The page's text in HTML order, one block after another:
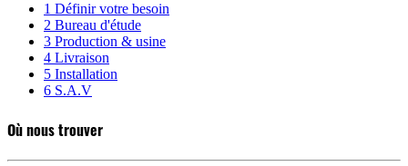
1 Définir votre besoin
2 Bureau d'étude
3 Production & usine
4 Livraison
5 Installation
6 S.A.V
Où nous trouver